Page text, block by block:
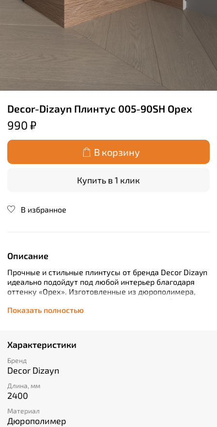
Decor-Dizayn Плинтус 005-90SH Орех
990 ₽
В корзину
Купить в 1 клик
В избранное
Описание
Прочные и стильные плинтусы от бренда Decor Dizayn
идеально подойдут под любой интерьер благодаря
оттенку «Орех». Изготовленные из дюрополимера,
они надежно защищают стык пола со стеной,
обеспечивая долговечность вашего ремонта. Легкий
80 x 13 x 2400 мм позволят подобрать оптимальное
решение даже для сложной геометрии помещения.
Показать полностью
Характеристики
Бренд
Decor Dizayn
Длина, мм
2400
Материал
Дюрополимер